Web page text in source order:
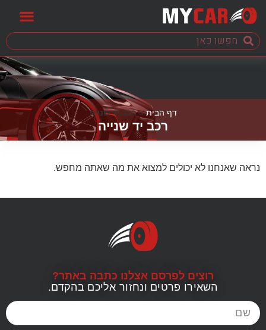
דף הבית»רכב יד שנייה
רכב יד שנייה
נראה שאנחנו לא יכולים למצוא את מה שאתה מחפש.
רוצים לפרסם אצלנו כתבה באתר?
השאירו פרטים ונחזור אליכם בהקדם.